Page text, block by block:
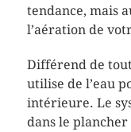
tendance, mais
l’aération de
Différend de
utilise de l’eau
intérieure. Le
dans le plancher